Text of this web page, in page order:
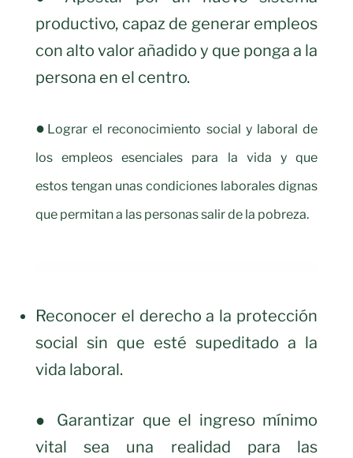
productivo, capaz de generar empleos
con alto valor añadido y que ponga a la
persona en el centro.
● Lograr el reconocimiento social y laboral de
los empleos esenciales para la vida y que
estos tengan unas condiciones laborales dignas
que permitan a las personas salir de la pobreza.
Reconocer el derecho a la protección
social sin que esté supeditado a la
vida laboral.
● Garantizar que el ingreso mínimo
vital sea una realidad para las